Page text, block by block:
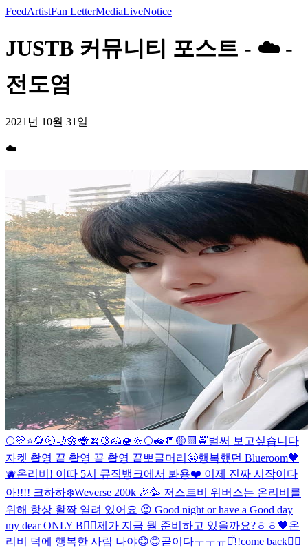
FeedArtistFan LetterMediaLiveNotice
JUSTB 커뮤니티 포스트 - ☁️ -
전도염
2021년 10월 31일
☁️
🌕💛⭐️🌻🌝🌙🌼🐝🍌🍋🧀🍯🔆🌕🚜📒🟡🟨🚖벌써 보고싶습니다
자켓 촬영 끝 촬영 끝 촬영 끝뽀글머리😬행복했던 Blueroom🖤
🫐온리비! 이따 5시 뮤직뱅크에서 봐용❤️ 이제 진짜 시작이다
아!!!! 크하하❄️Weverse 200k 🎉🥳 저스트비 위버스는 온리비를
위해 항상 활짝 열려 있어요 😉 Good night or have a Good day
my dear ONLY B❤️‍🔥제가 지금 뭘 준비하고 있을까요?ㅎㅎ🖤온
리비 덕에 행복한 사람 나야😊😊곧이다ㅜㅜㅠㅠ̑̈!!come back❤️‍🔥